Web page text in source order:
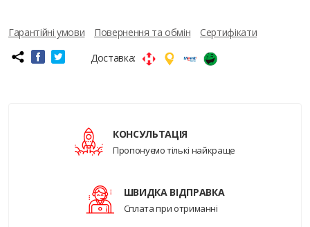
Гарантійні умови Повернення та обмін
Сертифікати
Доставка:
КОНСУЛЬТАЦІЯ
Пропонуємо тількі найкраще
ШВИДКА ВІДПРАВКА
Сплата при отриманні